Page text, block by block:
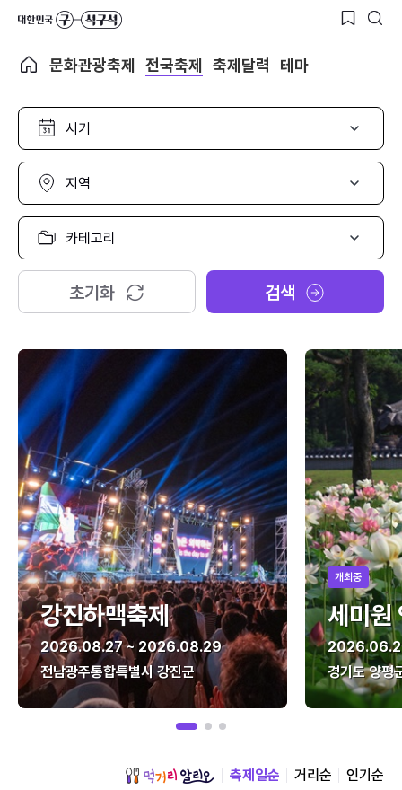
문화관광축제 전국축제 축제달력 테마
시
선
택
지
선
택
카
고
리
택
초기화 검색
강진하맥축제
2026.08.27 ~ 2026.08.29
전남광주통합특별시 강진군
개최중
세미원
경기도 양평
축제일순 거리순 인기순